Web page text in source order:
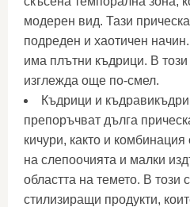
модерен вид. Тази
подреден и хаотичен
има плътни къдрици. В
изглежда още по-смел.
Къдрици и
препоръчват дълга
кичури, както и комбинация
на слепоочията и малки
областта на темето. В този
стилизиращи продукти,